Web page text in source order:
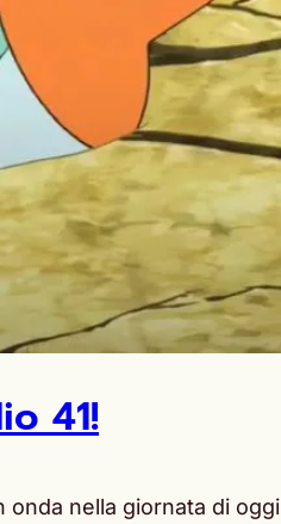
41!
onda nella giornata di oggi